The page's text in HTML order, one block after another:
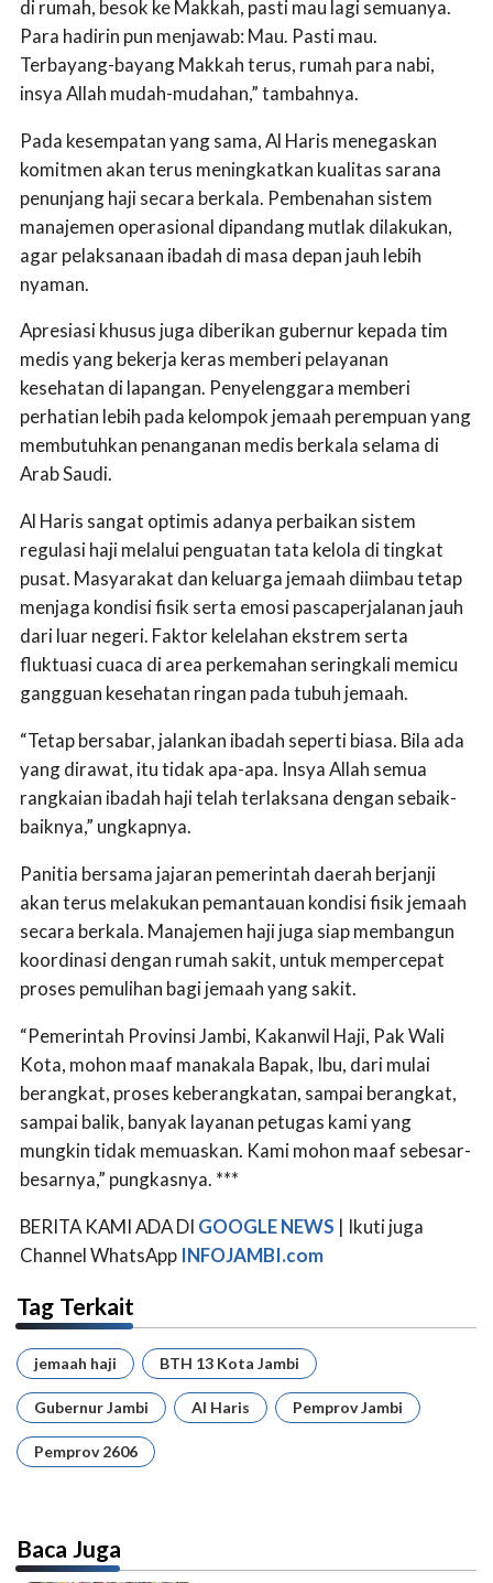
di rumah, besok ke Makkah, pasti mau lagi semuanya.
Para hadirin pun menjawab: Mau. Pasti mau.
Terbayang-bayang Makkah terus, rumah para nabi,
insya Allah mudah-mudahan,” tambahnya.
Pada kesempatan yang sama, Al Haris menegaskan
komitmen akan terus meningkatkan kualitas sarana
penunjang haji secara berkala. Pembenahan sistem
manajemen operasional dipandang mutlak dilakukan,
agar pelaksanaan ibadah di masa depan jauh lebih
nyaman.
Apresiasi khusus juga diberikan gubernur kepada tim
medis yang bekerja keras memberi pelayanan
kesehatan di lapangan. Penyelenggara memberi
perhatian lebih pada kelompok jemaah perempuan yang
membutuhkan penanganan medis berkala selama di
Arab Saudi.
Al Haris sangat optimis adanya perbaikan sistem
regulasi haji melalui penguatan tata kelola di tingkat
pusat. Masyarakat dan keluarga jemaah diimbau tetap
menjaga kondisi fisik serta emosi pascaperjalanan jauh
dari luar negeri. Faktor kelelahan ekstrem serta
fluktuasi cuaca di area perkemahan seringkali memicu
gangguan kesehatan ringan pada tubuh jemaah.
“Tetap bersabar, jalankan ibadah seperti biasa. Bila ada
yang dirawat, itu tidak apa-apa. Insya Allah semua
rangkaian ibadah haji telah terlaksana dengan sebaik-
baiknya,” ungkapnya.
Panitia bersama jajaran pemerintah daerah berjanji
akan terus melakukan pemantauan kondisi fisik jemaah
secara berkala. Manajemen haji juga siap membangun
koordinasi dengan rumah sakit, untuk mempercepat
proses pemulihan bagi jemaah yang sakit.
“Pemerintah Provinsi Jambi, Kakanwil Haji, Pak Wali
Kota, mohon maaf manakala Bapak, Ibu, dari mulai
berangkat, proses keberangkatan, sampai berangkat,
sampai balik, banyak layanan petugas kami yang
mungkin tidak memuaskan. Kami mohon maaf sebesar-
besarnya,” pungkasnya. ***
BERITA KAMI ADA DI GOOGLE NEWS | Ikuti juga
Channel WhatsApp INFOJAMBI.com
Tag Terkait
jemaah haji BTH 13 Kota Jambi
Gubernur Jambi Al Haris Pemprov Jambi
Pemprov 2606
Baca Juga